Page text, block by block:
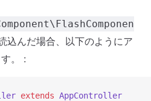
込んだ場合、以下のようにア
。 :
extends AppController